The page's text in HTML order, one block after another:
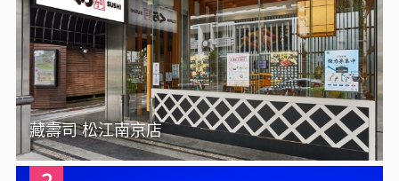
藏壽司 松江南京店